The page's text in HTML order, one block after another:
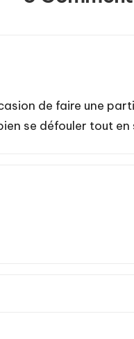
de faire une
se défouler tout en